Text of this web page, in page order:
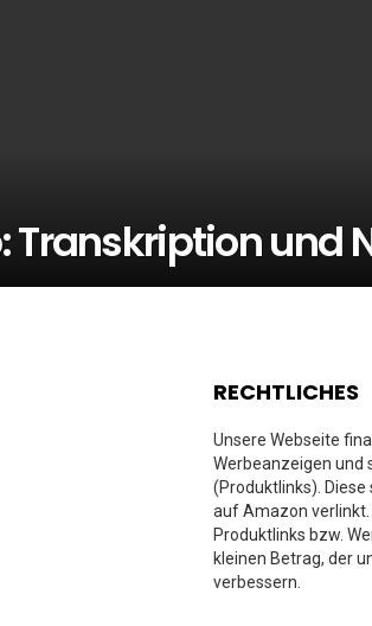
Transkription und
RECHTLICHES
Unsere Webseite
Werbeanzeigen und
(Produktlinks).
auf Amazon verlinkt.
Produktlinks bzw.
kleinen Betrag, der
verbessern.